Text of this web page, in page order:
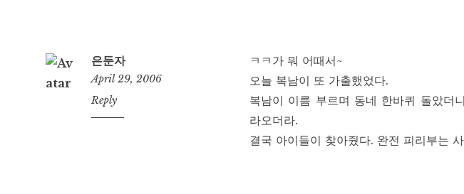
은둔자
April 29, 2006
8:30
am
Reply
ㅋㅋ가 뭐 어때서~
오늘 복남이 또 가출했었다.
복남이 이름 부르며 동네 한바퀴 돌았더
라오더라.
결국 아이들이 찾아줬다. 완전 피리부는